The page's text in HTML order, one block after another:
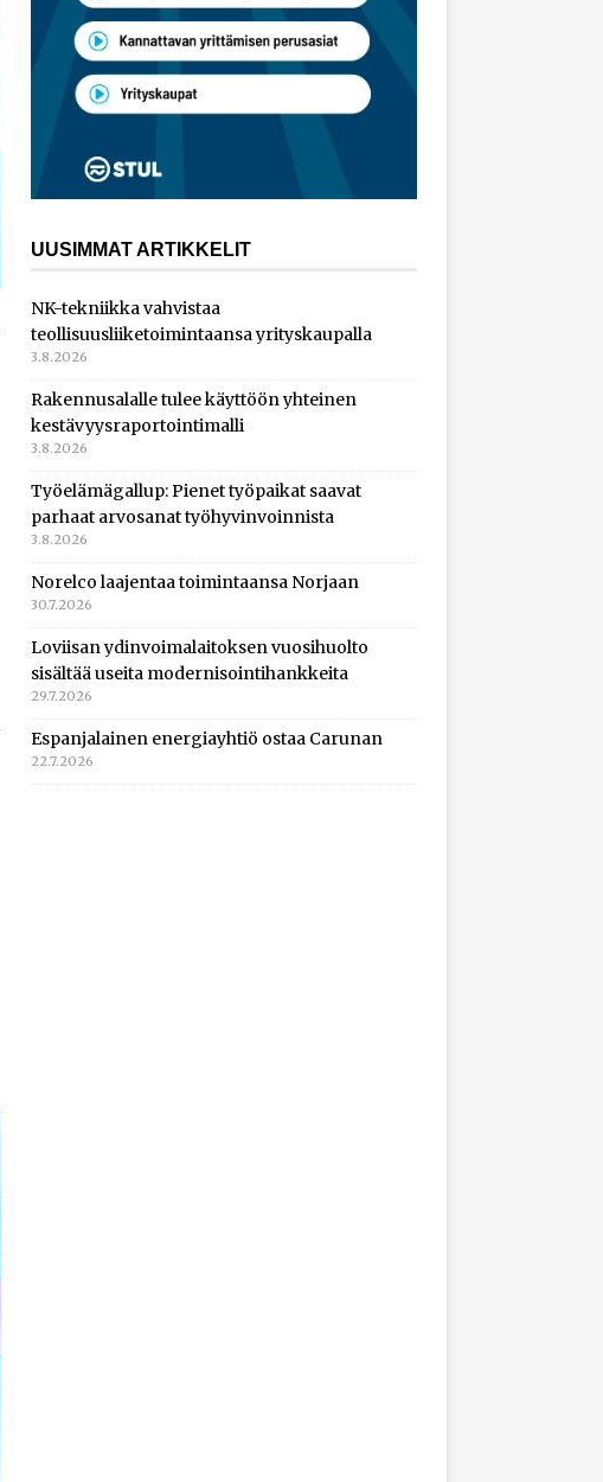
UUSIMMAT ARTIKKELIT
NK-tekniikka vahvistaa
teollisuusliiketoimintaansa yrityskaupalla
3.8.2026
Rakennusalalle tulee käyttöön yhteinen
kestävyysraportointimalli
3.8.2026
Työelämägallup: Pienet työpaikat saavat
parhaat arvosanat työhyvinvoinnista
3.8.2026
Norelco laajentaa toimintaansa Norjaan
30.7.2026
Loviisan ydinvoimalaitoksen vuosihuolto
sisältää useita modernisointihankkeita
29.7.2026
Espanjalainen energiayhtiö ostaa Carunan
22.7.2026